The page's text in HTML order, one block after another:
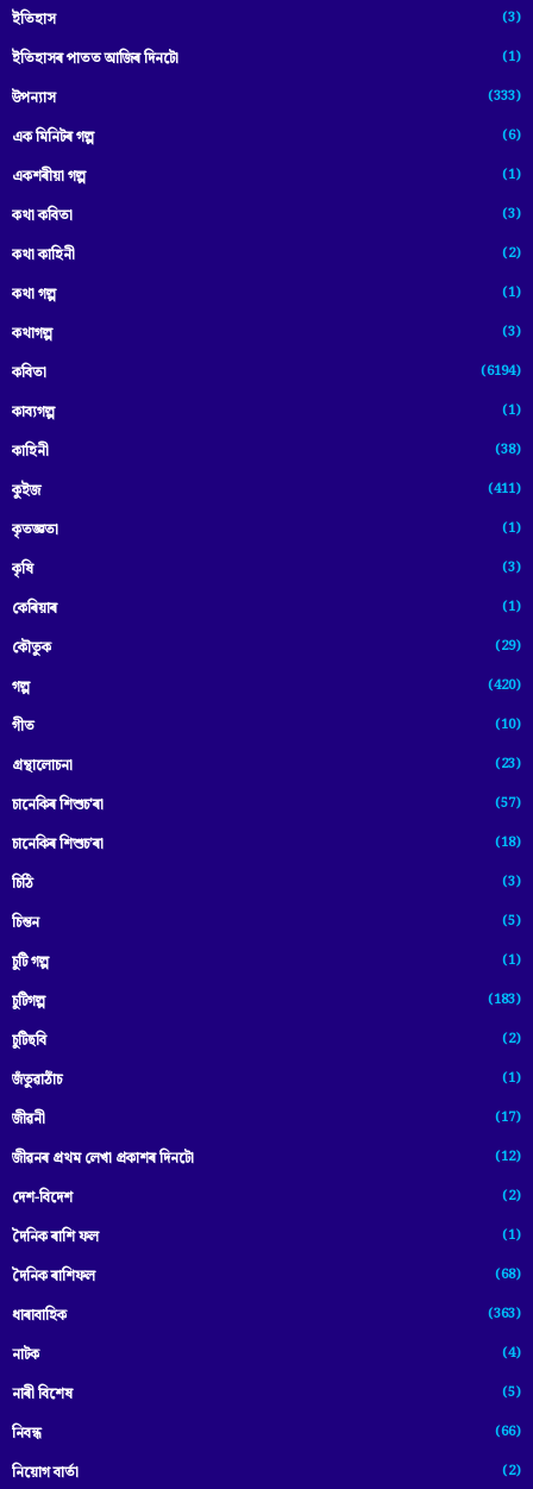
ইতিহাস (3)
ইতিহাসৰ পাতত আজিৰ দিনটো (1)
উপন্যাস (333)
এক মিনিটৰ গল্প (6)
একশৰীয়া গল্প (1)
কথা কবিতা (3)
কথা কাহিনী (2)
কথা গল্প (1)
কথাগল্প (3)
কবিতা (6194)
কাব্যগল্প (1)
কাহিনী (38)
কুইজ (411)
কৃতজ্ঞতা (1)
কৃষি (3)
কেৰিয়াৰ (1)
কৌতুক (29)
গল্প (420)
গীত (10)
গ্ৰন্থালোচনা (23)
চানেকিৰ শিশুচ'ৰা (57)
চানেকিৰ শিশুচ’ৰা (18)
চিঠি (3)
চিন্তন (5)
চুটি গল্প (1)
চুটিগল্প (183)
চুটিছবি (2)
জঁতুৱাঠাঁচ (1)
জীৱনী (17)
জীৱনৰ প্ৰথম লেখা প্ৰকাশৰ দিনটো (12)
দেশ-বিদেশ (2)
দৈনিক ৰাশি ফল (1)
দৈনিক ৰাশিফল (68)
ধাৰাবাহিক (363)
নাটক (4)
নাৰী বিশেষ (5)
নিবন্ধ (66)
নিয়োগ বাৰ্তা (2)